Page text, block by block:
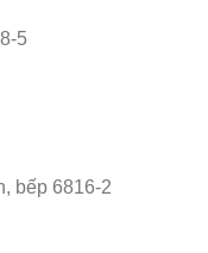
5
bếp 6816-2